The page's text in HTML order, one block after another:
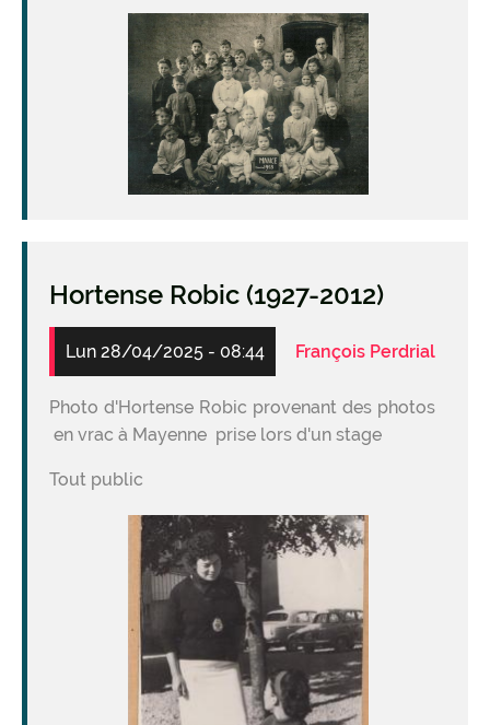
Hortense Robic (1927-2012)
Lun 28/04/2025 - 08:44 François Perdrial
Photo d'Hortense Robic provenant des photos
en vrac à Mayenne prise lors d'un stage
Tout public